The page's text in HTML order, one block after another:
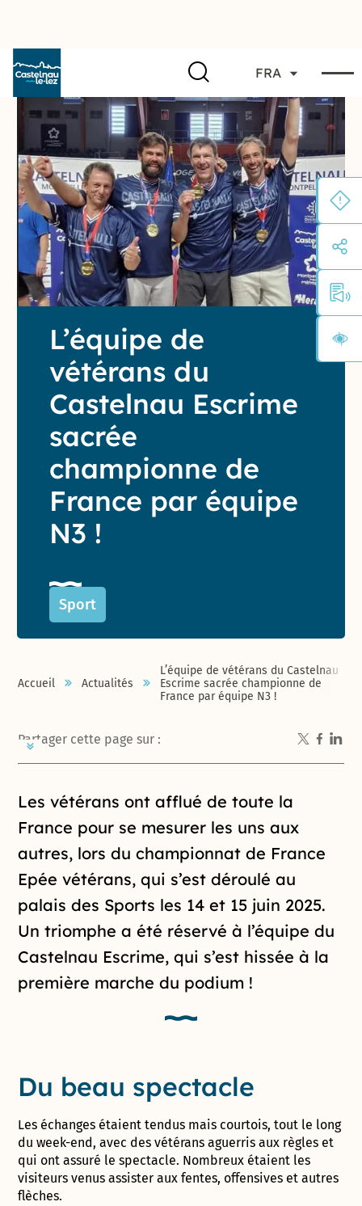
FRA
L’équipe de
vétérans du
Castelnau Escrime
sacrée
championne de
France par équipe
N3 !
Sport
Accueil Actualités
L’équipe de vétérans du Castelnau
Escrime sacrée championne de
France par équipe N3 !
Partager cette page sur :
Introduction de la page
Les vétérans ont afflué de toute la
France pour se mesurer les uns aux
autres, lors du championnat de France
Epée vétérans, qui s’est déroulé au
palais des Sports les 14 et 15 juin 2025.
Un triomphe a été réservé à l’équipe du
Castelnau Escrime, qui s’est hissée à la
première marche du podium !
Du beau spectacle
Les échanges étaient tendus mais courtois, tout le long
du week-end, avec des vétérans aguerris aux règles et
qui ont assuré le spectacle. Nombreux étaient les
visiteurs venus assister aux fentes, offensives et autres
flèches.